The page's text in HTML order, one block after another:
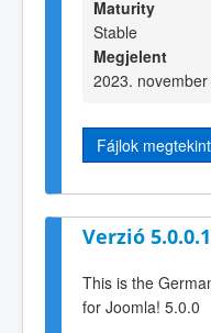
Maturity
Stable
Megjelent
2023.
Fájlok
Verzió 5.0.0.1
This is the
for Joomla! 5.0.0